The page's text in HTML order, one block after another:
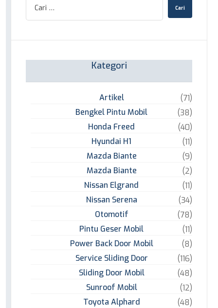
Kategori
Artikel
(71)
Bengkel Pintu Mobil
(38)
Honda Freed
(40)
Hyundai H1
(11)
Mazda Biante
(9)
Mazda Biante
(2)
Nissan Elgrand
(11)
Nissan Serena
(34)
Otomotif
(78)
Pintu Geser Mobil
(11)
Power Back Door Mobil
(8)
Service Sliding Door
(116)
Sliding Door Mobil
(48)
Sunroof Mobil
(12)
Toyota Alphard
(48)